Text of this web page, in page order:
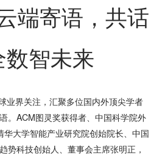
端寄语，共话
数智未来
业界关注，汇聚多位国内外顶尖学者
。ACM图灵奖获得者、中国科学院外
大学智能产业研究院创始院长、中国
势科技创始人、董事会主席张明正，